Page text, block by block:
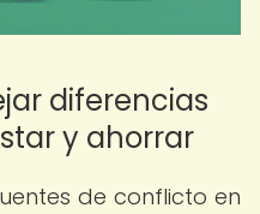
diferencias
y ahorrar
de conflicto en